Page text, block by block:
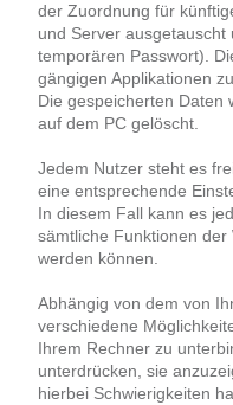
der Zuordnung für
und Server
temporären Passwort).
gängigen Applikationen
Die gespeicherten Daten
auf dem PC gelöscht.
Jedem Nutzer steht es
eine entsprechende
In diesem Fall kann es
sämtliche Funktionen
werden können.
Abhängig von dem von
verschiedene
Ihrem Rechner zu
unterdrücken, sie
hierbei Schwierigkeiten